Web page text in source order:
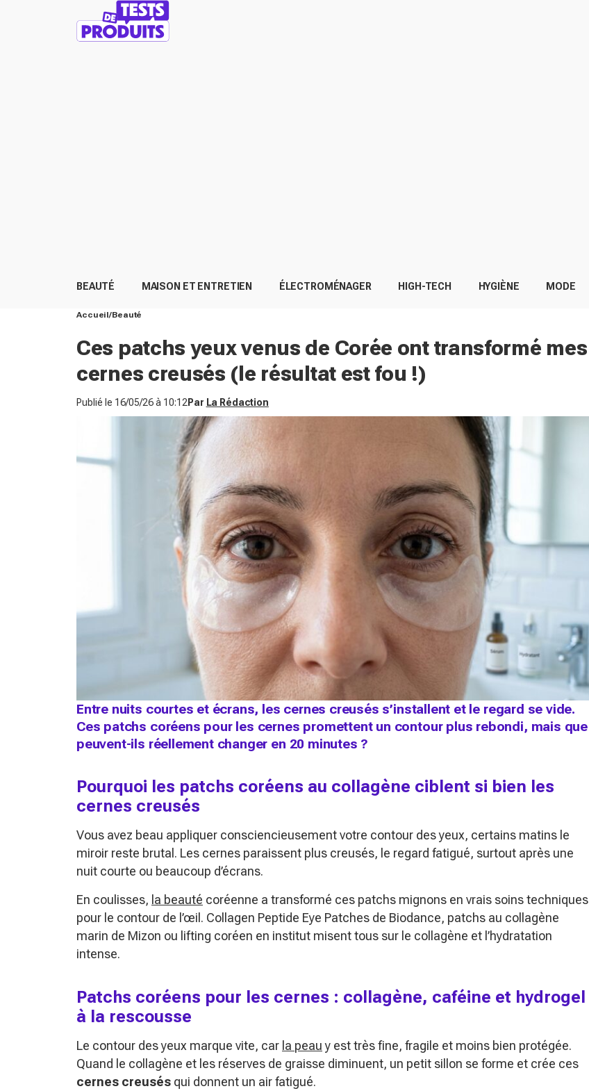
BEAUTÉ MAISON ET ENTRETIEN ÉLECTROMÉNAGER HIGH-TECH HYGIÈNE MODE
Accueil Beauté
Ces patchs yeux venus de Corée ont transformé mes
cernes creusés (le résultat est fou !)
Publié le 16/05/26 à 10:12 Par La Rédaction
Entre nuits courtes et écrans, les cernes creusés s’installent et le regard se vide.
Ces patchs coréens pour les cernes promettent un contour plus rebondi, mais que
peuvent-ils réellement changer en 20 minutes ?
Pourquoi les patchs coréens au collagène ciblent si bien les
cernes creusés
Vous avez beau appliquer consciencieusement votre contour des yeux, certains matins le
miroir reste brutal. Les cernes paraissent plus creusés, le regard fatigué, surtout après une
nuit courte ou beaucoup d’écrans.
En coulisses, la beauté coréenne a transformé ces patchs mignons en vrais soins techniques
pour le contour de l’œil. Collagen Peptide Eye Patches de Biodance, patchs au collagène
marin de Mizon ou lifting coréen en institut misent tous sur le collagène et l’hydratation
intense.
Patchs coréens pour les cernes : collagène, caféine et hydrogel
à la rescousse
Le contour des yeux marque vite, car la peauy est très fine, fragile et moins bien protégée.
Quand le collagène et les réserves de graisse diminuent, un petit sillon se forme et crée ces
cernes creusés qui donnent un air fatigué.